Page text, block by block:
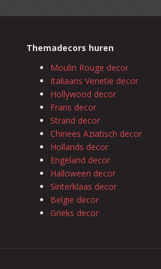
Themadecors huren
Moulin Rouge decor
Italiaans Venetië decor
Hollywood decor
Frans decor
Strand decor
Chinees Aziatisch decor
Hollands decor
Engeland decor
Halloween decor
Sinterklaas decor
Belgie decor
Grieks decor